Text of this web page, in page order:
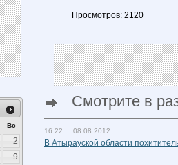
Вс
2
9
Просмотров: 2120
Смотрите в
16:22 08.08.2012
В Атырауской области